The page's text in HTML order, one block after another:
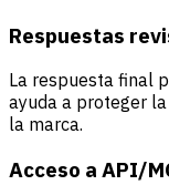
Respuestas
La respuesta final
ayuda a proteger
la marca.
Acceso a API/